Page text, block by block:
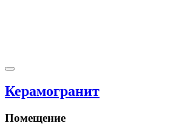
Керамогранит
Помещение